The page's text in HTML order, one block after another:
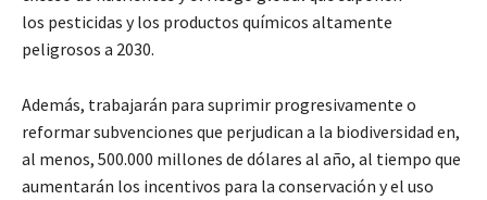
los pesticidas y los productos químicos altamente
peligrosos a 2030.
Además, trabajarán para suprimir progresivamente o
reformar subvenciones que perjudican a la biodiversidad en,
al menos, 500.000 millones de dólares al año, al tiempo que
aumentarán los incentivos para la conservación y el uso